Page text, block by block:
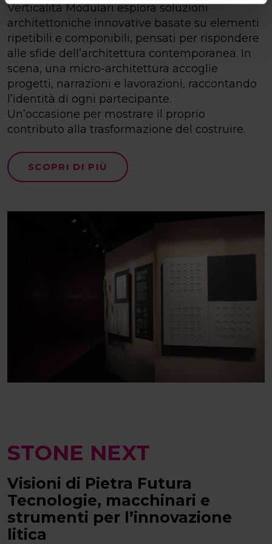
Verticalità Modulari esplora soluzioni
architettoniche innovative basate su elementi
ripetibili e componibili, pensati per rispondere
alle sfide dell’architettura contemporanea. In
scena, una micro-architettura accoglie
progetti, narrazioni e lavorazioni, raccontando
l’identità di ogni partecipante.
Un’occasione per mostrare il proprio
contributo alla trasformazione del costruire.
SCOPRI DI PIÙ
STONE NEXT
Visioni di Pietra Futura
Tecnologie, macchinari e
strumenti per l’innovazione
litica